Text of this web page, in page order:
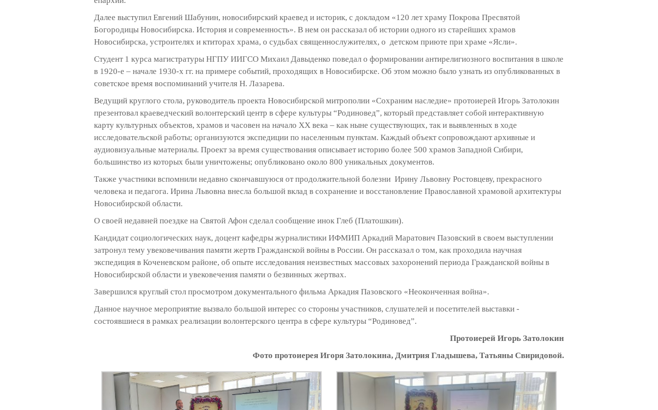
Далее выступил Евгений Шабунин, новосибирский краевед и историк, с докладом «120 лет храму Покрова Пресвятой
Богородицы Новосибирска. История и современность». В нем он рассказал об истории одного из старейших храмов
Новосибирска, устроителях и ктиторах храма, о судьбах священнослужителях, о детском приюте при храме «Ясли».
Студент 1 курса магистратуры НГПУ ИИГСО Михаил Давыденко поведал о формировании антирелигиозного воспитания в школе
в 1920-е – начале 1930-х гг. на примере событий, проходящих в Новосибирске. Об этом можно было узнать из опубликованных в
советское время воспоминаний учителя Н. Лазарева.
Ведущий круглого стола, руководитель проекта Новосибирской митрополии «Сохраним наследие» протоиерей Игорь Затолокин
презентовал краеведческий волонтерский центр в сфере культуры “Родиновед”, который представляет собой интерактивную
карту культурных объектов, храмов и часовен на начало ХХ века – как ныне существующих, так и выявленных в ходе
исследовательской работы; организуются экспедиции по населенным пунктам. Каждый объект сопровождают архивные и
аудиовизуальные материалы. Проект за время существования описывает историю более 500 храмов Западной Сибири,
большинство из которых были уничтожены; опубликовано около 800 уникальных документов.
Также участники вспомнили недавно скончавшуюся от продолжительной болезни Ирину Львовну Ростовцеву, прекрасного
человека и педагога. Ирина Львовна внесла большой вклад в сохранение и восстановление Православной храмовой архитектуры
Новосибирской области.
О своей недавней поездке на Святой Афон сделал сообщение инок Глеб (Платошкин).
Кандидат социологических наук, доцент кафедры журналистики ИФМИП Аркадий Маратович Пазовский в своем выступлении
затронул тему увековечивания памяти жертв Гражданской войны в России. Он рассказал о том, как проходила научная
экспедиция в Коченевском районе, об опыте исследования неизвестных массовых захоронений периода Гражданской войны в
Новосибирской области и увековечения памяти о безвинных жертвах.
Завершился круглый стол просмотром документального фильма Аркадия Пазовского «Неоконченная война».
Данное научное мероприятие вызвало большой интерес со стороны участников, слушателей и посетителей выставки -
состоявшиеся в рамках реализации волонтерского центра в сфере культуры “Родиновед”.
Протоиерей Игорь Затолокин
Фото протоиерея Игоря Затолокина, Дмитрия Гладышева, Татьяны Свиридовой.